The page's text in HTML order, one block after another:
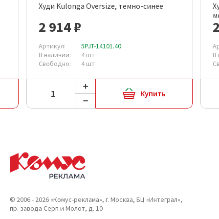
Худи Kulonga Oversize, темно-синее
2 914 ₽
Артикул:
5PJT-14101.40
В наличии:
4 шт
Свободно:
4 шт
Купить
В
© 2006 - 2026 «Комус-реклама», г. Москва, БЦ «Интеграл»,
пр. завода Серп и Молот, д. 10